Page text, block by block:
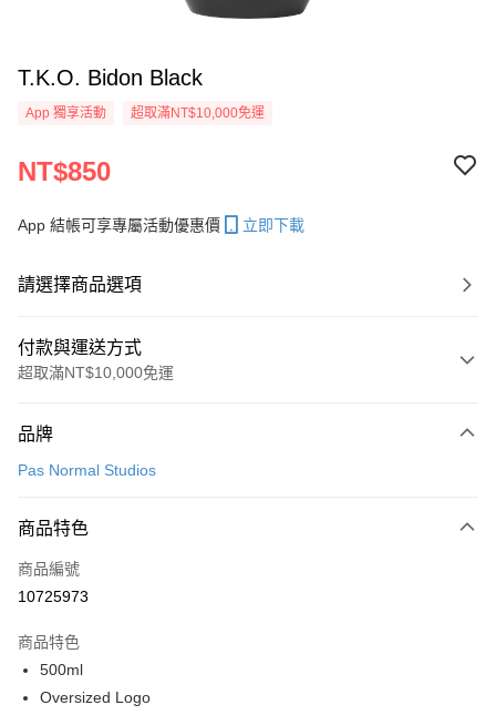
T.K.O. Bidon Black
App 獨享活動 超取滿NT$10,000免運
NT$850
App 結帳可享專屬活動優惠價 立即下載
請選擇商品選項
付款與運送方式
超取滿NT$10,000免運
信用卡一次付款
LINE Pay
Apple Pay
運送方式
全家店到店
品牌
Pas Normal Studios
商品特色
商品編號
10725973
商品特色
500ml
Oversized Logo